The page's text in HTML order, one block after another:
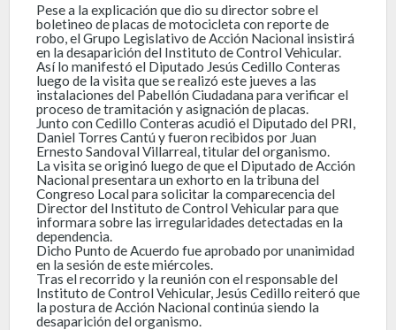
Pese a la explicación que dio su director sobre el
boletineo de placas de motocicleta con reporte de
robo, el Grupo Legislativo de Acción Nacional insistirá
en la desaparición del Instituto de Control Vehicular.
Así lo manifestó el Diputado Jesús Cedillo Conteras
luego de la visita que se realizó este jueves a las
instalaciones del Pabellón Ciudadana para verificar el
proceso de tramitación y asignación de placas.
Junto con Cedillo Conteras acudió el Diputado del PRI,
Daniel Torres Cantú y fueron recibidos por Juan
Ernesto Sandoval Villarreal, titular del organismo.
La visita se originó luego de que el Diputado de Acción
Nacional presentara un exhorto en la tribuna del
Congreso Local para solicitar la comparecencia del
Director del Instituto de Control Vehicular para que
informara sobre las irregularidades detectadas en la
dependencia.
Dicho Punto de Acuerdo fue aprobado por unanimidad
en la sesión de este miércoles.
Tras el recorrido y la reunión con el responsable del
Instituto de Control Vehicular, Jesús Cedillo reiteró que
la postura de Acción Nacional continúa siendo la
desaparición del organismo.